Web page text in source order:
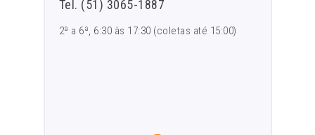
Tel. (51) 3065-1887
2ª a 6ª, 6:30 às 17:30 (coletas até 15:00)